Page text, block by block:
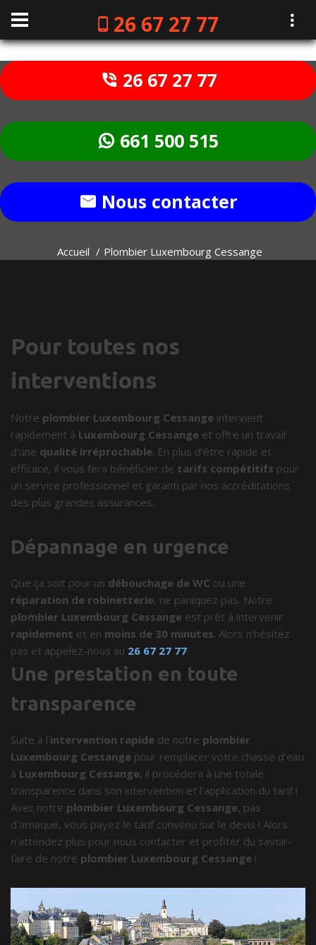
26 67 27 77
26 67 27 77
661 500 515
Nous contacter
Accueil Plombier Luxembourg Cessange
Pour toutes nos
interventions
Notre plombier Luxembourg Cessange intervient
rapidement à Luxembourg Cessange et offre un travail
d'une qualité irréprochable. En plus d'être rapide et
efficace, il vous fera bénéficier de tarifs compétitifs pour
un service professionnel et garanti par nos accréditations
des plus grandes assurances.
Dépannage en urgence
Que ça soit pour un débouchage de WC ou une
réparation de robinetterie, ne paniquez pas. Notre
plombier Luxembourg Cessange est prêt à intervenir
rapidement et en moins de 30 minutes. Alors n'hésitez
pas et appelez-nous au 26 67 27 77.
Une prestation en toute
transparence
Suite à l'intervention rapide de notre plombier
Luxembourg Cessange pour remplacer votre chasse d'eau
à Luxembourg Cessange, il procédera à une totale
transparence dans son intervention et l'application du tarif !
Avec notre plombier Luxembourg Cessange, pas
d'arnaque, vous payez le tarif convenu sur le devis ! Alors
n'attendez plus pour nous contacter et profiter du savoir-
faire de notre plombier Luxembourg Cessange !